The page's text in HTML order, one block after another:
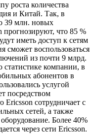
роста количества
и Китай. Так, в
39 млн. новых
что 85 %
иметь доступ к сетям
сможет воспользоваться
из почти 9 млрд.
статистике компании, в
абонентов в
услугой
посредством
сотрудничает с
сетей, а также
Более 40%
через сети Ericsson.